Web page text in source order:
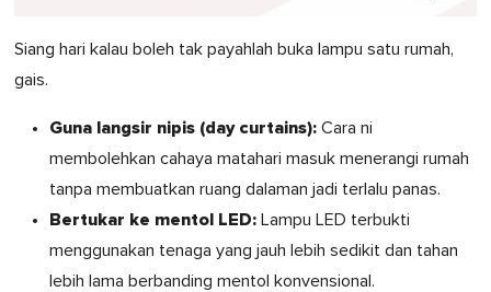
Siang hari kalau boleh tak payahlah buka lampu satu rumah,
gais.
Guna langsir nipis (day curtains): Cara ni
membolehkan cahaya matahari masuk menerangi rumah
tanpa membuatkan ruang dalaman jadi terlalu panas.
Bertukar ke mentol LED: Lampu LED terbukti
menggunakan tenaga yang jauh lebih sedikit dan tahan
lebih lama berbanding mentol konvensional.